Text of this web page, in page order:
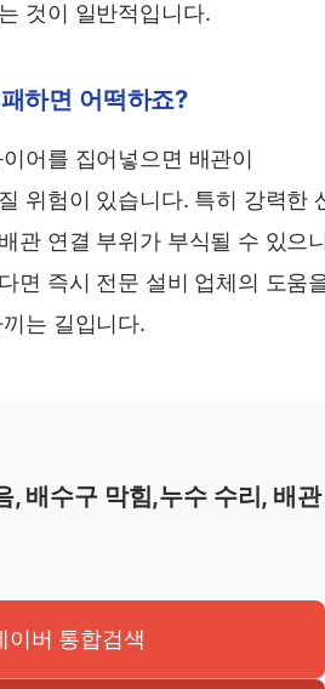
것이 일반적입니다.
하면 어떡하죠?
어를 집어넣으면 배관이
위험이 있습니다. 특히 강력한
관 연결 부위가 부식될 수 있으
면 즉시 전문 설비 업체의 도움
는 길입니다.
, 배수구 막힘,누수 수리, 배관
이버 통합검색